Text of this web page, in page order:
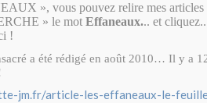
», vous pouvez relire mes articles
» le mot Effaneaux... et
!
a été rédigé en août 2010… Il y a
jm.fr/article-les-effaneaux-le-